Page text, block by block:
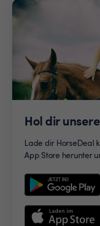
Hol dir
Lade dir HorseDeal
App Store herunter